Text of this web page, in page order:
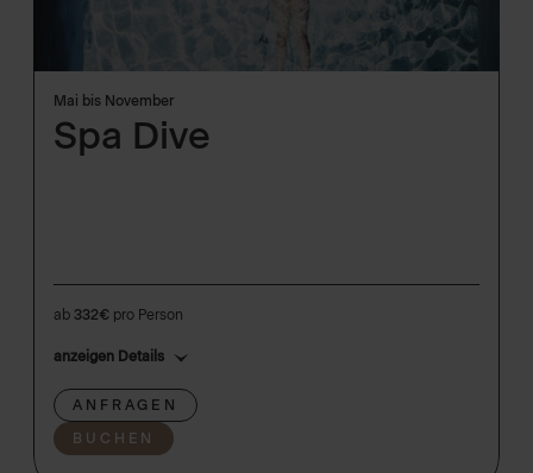
Mai bis November
Spa Dive
ab 332€ pro Person
anzeigen Details
ANFRAGEN
BUCHEN